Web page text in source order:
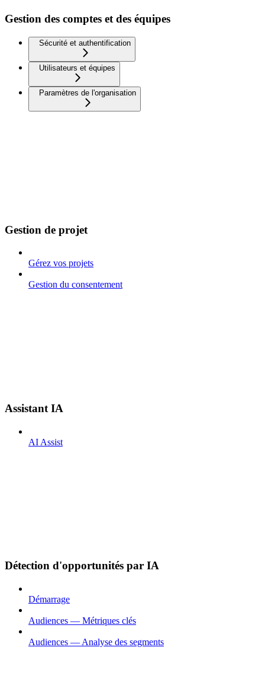
Gestion des comptes et des équipes
Sécurité et authentification
Utilisateurs et équipes
Paramètres de l'organisation
Gestion de projet
Gérez vos projets
Gestion du consentement
Assistant IA
AI Assist
Détection d'opportunités par IA
Démarrage
Audiences — Métriques clés
Audiences — Analyse des segments